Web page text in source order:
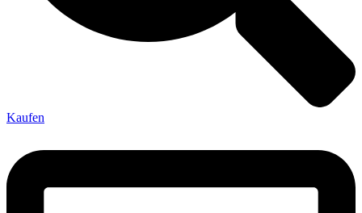
Kaufen